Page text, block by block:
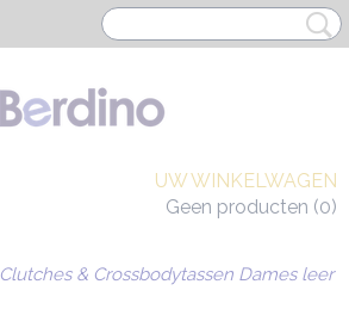
UW WINKELWAGEN
Geen producten (0)
Clutches & Crossbodytassen Dames leer